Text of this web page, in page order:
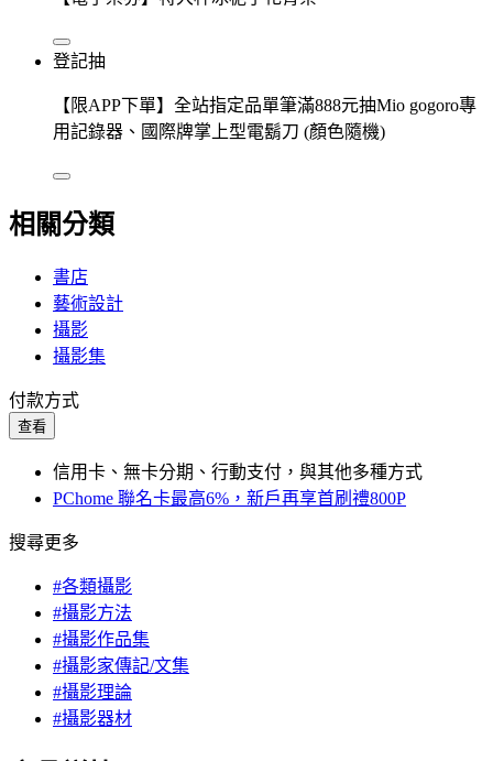
登記抽
【限APP下單】全站指定品單筆滿888元抽Mio gogoro專
用記錄器、國際牌掌上型電鬍刀 (顏色隨機)
相關分類
書店
藝術設計
攝影
攝影集
付款方式
查看
信用卡、無卡分期、行動支付，與其他多種方式
PChome 聯名卡最高6%，新戶再享首刷禮800P
搜尋更多
#各類攝影
#攝影方法
#攝影作品集
#攝影家傳記/文集
#攝影理論
#攝影器材